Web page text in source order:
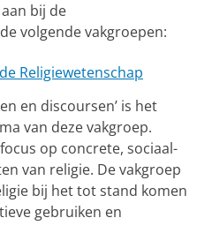
bij de
volgende vakgroepen:
Religiewetenschap
en discoursen’ is het
van deze vakgroep.
op concrete, sociaal-
van religie. De vakgroep
bij het tot stand komen
gebruiken en